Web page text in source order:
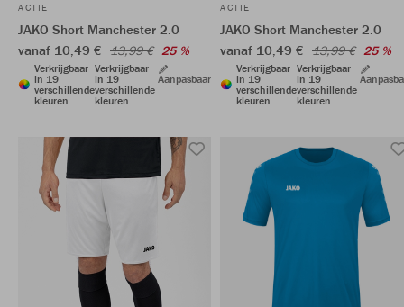
ACTIE
JAKO Short Manchester 2.0
vanaf 10,49 € 13,99 € 25 %
Verkrijgbaar
in 19
verschillende
kleuren
Verkrijgbaar
in 19
verschillende
kleuren
Aanpasbaar
ACTIE
JAKO Short Manchester 2.0
vanaf 10,49 € 13,99 € 25 %
Verkrijgbaar
in 19
verschillende
kleuren
Verkrijgbaar
in 19
verschillende
kleuren